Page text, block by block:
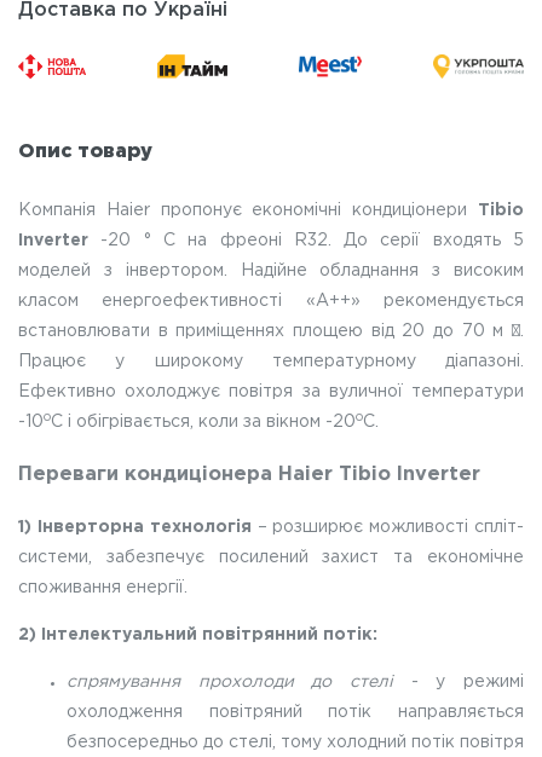
Доставка по Україні
Опис товару
Компанія Haier пропонує економічні кондиціонери Tibio
Inverter -20 ° C на фреоні R32. До серії входять 5
моделей з інвертором. Надійне обладнання з високим
класом енергоефективності «А++» рекомендується
встановлювати в приміщеннях площею від 20 до 70 м ².
Працює у широкому температурному діапазоні.
Ефективно охолоджує повітря за вуличної температури
-10оС і обігрівається, коли за вікном -20оС.
Переваги кондиціонера Haier Tibio Inverter
1) Інверторна технологія – розширює можливості спліт-
системи, забезпечує посилений захист та економічне
споживання енергії.
2) Інтелектуальний повітрянний потік:
спрямування прохолоди до стелі - у режимі
охолодження повітряний потік направляється
безпосередньо до стелі, тому холодний потік повітря